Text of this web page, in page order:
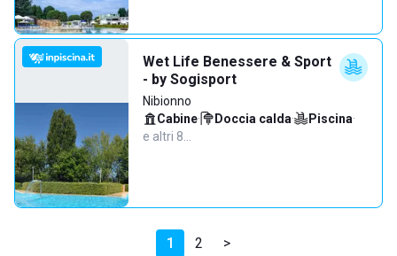
Wet Life Benessere & Sport
- by Sogisport
Nibionno
Cabine· Doccia calda· Piscina·
e altri 8…
1 2 >